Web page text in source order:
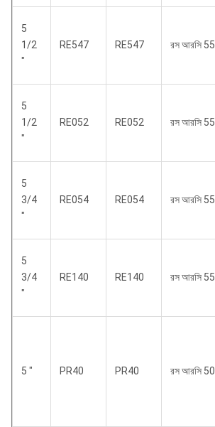
5
1/2
"
RE547 RE547 রস আরসি 55
5
1/2
"
RE052 RE052 রস আরসি 55
5
3/4
"
RE054 RE054 রস আরসি 55
5
3/4
"
RE140 RE140 রস আরসি 55
5 " PR40 PR40 রস আরসি 50